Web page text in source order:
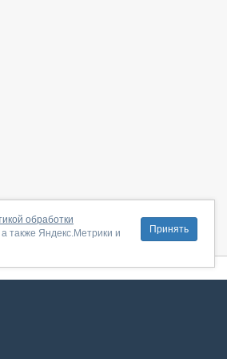
Принять
обработки
а также Яндекс.Метрики и